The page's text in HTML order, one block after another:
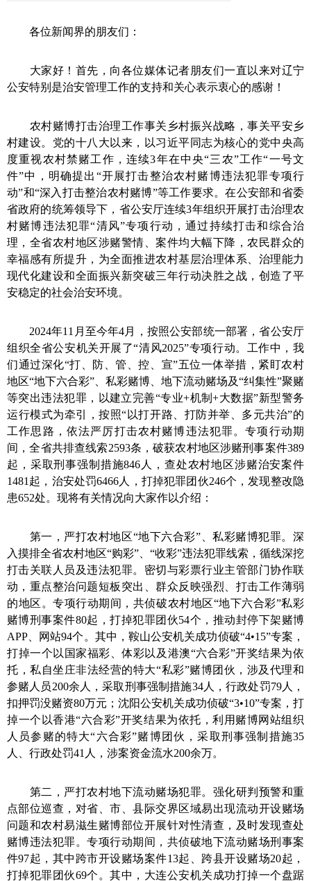
各位新闻界的朋友们：
大家好！首先，向各位媒体记者朋友们一直以来对辽宁
公安特别是治安管理工作的支持和关心表示衷心的感谢！
农村赌博打击治理工作事关乡村振兴战略，事关平安乡
村建设。党的十八大以来，以习近平同志为核心的党中央高
度重视农村禁赌工作，连续3年在中央“三农”工作“一号文
件”中，明确提出“开展打击整治农村赌博违法犯罪专项行
动”和“深入打击整治农村赌博”等工作要求。在公安部和省委
省政府的统筹领导下，省公安厅连续3年组织开展打击治理农
村赌博违法犯罪“清风”专项行动，通过持续打击和综合治
理，全省农村地区涉赌警情、案件均大幅下降，农民群众的
幸福感有所提升，为全面推进农村基层治理体系、治理能力
现代化建设和全面振兴新突破三年行动决胜之战，创造了平
安稳定的社会治安环境。
2024年11月至今年4月，按照公安部统一部署，省公安厅
组织全省公安机关开展了“清风2025”专项行动。工作中，我
们通过深化“打、防、管、控、宣”五位一体举措，紧盯农村
地区“地下六合彩”、私彩赌博、地下流动赌场及“纠集性”聚赌
等突出违法犯罪，以建立完善“专业+机制+大数据”新型警务
运行模式为牵引，按照“以打开路、打防并举、多元共治”的
工作思路，依法严厉打击农村赌博违法犯罪。专项行动期
间，全省共排查线索2593条，破获农村地区涉赌刑事案件389
起，采取刑事强制措施846人，查处农村地区涉赌治安案件
1481起，治安处罚6466人，打掉犯罪团伙246个，发现整改隐
患652处。现将有关情况向大家作以介绍：
第一，严打农村地区“地下六合彩”、私彩赌博犯罪。 深
入摸排全省农村地区“购彩”、“收彩”违法犯罪线索，循线深挖
打击关联人员及违法犯罪。密切与彩票行业主管部门协作联
动，重点整治问题短板突出、群众反映强烈、打击工作薄弱
的地区。专项行动期间，共侦破农村地区“地下六合彩”私彩
赌博刑事案件80起，打掉犯罪团伙54个，推动封停下架赌博
APP、网站94个。其中， 鞍山公安机关成功侦破“4•15”专案，
打掉一个以国家福彩、体彩以及港澳“六合彩”开奖结果为依
托，私自坐庄非法经营的特大“私彩”赌博团伙，涉及代理和
参赌人员200余人，采取刑事强制措施34人，行政处罚79人，
扣押罚没赌资80万元； 沈阳公安机关成功侦破“3•10”专案，打
掉一个以香港“六合彩”开奖结果为依托，利用赌博网站组织
人员参赌的特大“六合彩”赌博团伙，采取刑事强制措施35
人、行政处罚41人，涉案资金流水200余万。
第二，严打农村地下流动赌场犯罪。 强化研判预警和重
点部位巡查，对省、市、县际交界区域易出现流动开设赌场
问题和农村易滋生赌博部位开展针对性清查，及时发现查处
赌博违法犯罪。专项行动期间，共侦破地下流动赌场刑事案
件97起，其中跨市开设赌场案件13起、跨县开设赌场20起，
打掉犯罪团伙69个。其中， 大连公安机关 成功打掉一个盘踞